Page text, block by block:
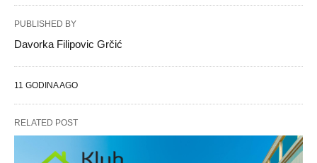
PUBLISHED BY
Davorka Filipovic Grčić
11 GODINA AGO
RELATED POST